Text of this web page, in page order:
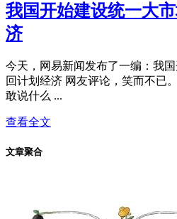
我国开始建设统一大
济
今天，网易新闻发布了一编：我
回计划经济 网友评论，笑而不已
敢说什么 ...
查看全文
文章聚合